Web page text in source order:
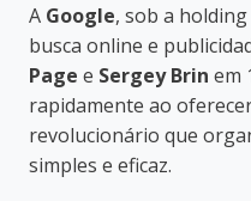
A Google, sob a holding
busca online e
Page e Sergey Brin em
rapidamente ao
revolucionário que
simples e eficaz.